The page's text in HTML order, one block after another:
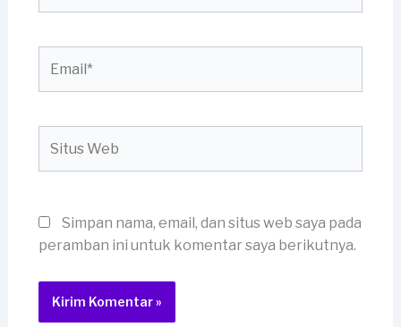
Web
Simpan nama, email, dan situs web saya pada
peramban ini untuk komentar saya berikutnya.